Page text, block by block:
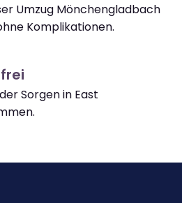
Umzug Mönchengladbach
Komplikationen.
Sorgen in East